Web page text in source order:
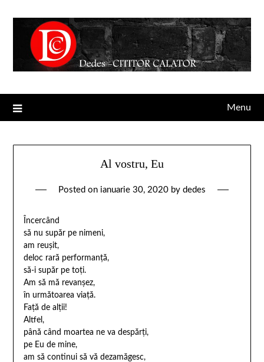
Menu
Al vostru, Eu
Posted on ianuarie 30, 2020 by dedes
Încercând
să nu supăr pe nimeni,
am reușit,
deloc rară performanță,
să-i supăr pe toți.
Am să mă revanșez,
în următoarea viață.
Față de alții!
Altfel,
până când moartea ne va despărți,
pe Eu de mine,
am să continui să vă dezamăgesc,